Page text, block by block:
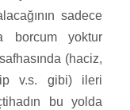
sadece
borcum yoktur
(haciz,
v.s. gibi) ileri
bu yolda